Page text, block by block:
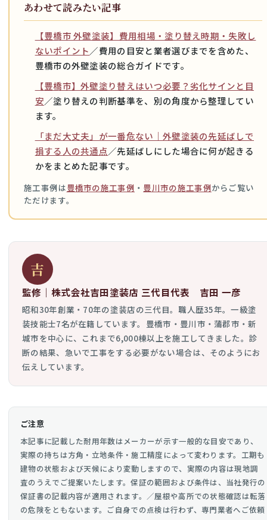
あわせて読みたい記事
【豊橋市 外壁塗装】費用相場・塗り替え時期・失敗し
ないポイント／費用の目安と業者選びまでを含めた、
豊橋市の外壁塗装の総合ガイドです。
【豊橋市】外壁塗り替えはいつ必要？劣化サインと目
安／塗り替えの判断基準を、別の角度から整理してい
ます。
「まだ大丈夫」が一番危ない｜外壁塗装の先延ばしで
損する人の共通点／先延ばしにした場合に何が起きる
かをまとめた記事です。
施工事例は豊橋市の施工事例 ・ 豊川市の施工事例からご覧い
ただけます。
吉
監修｜株式会社吉田塗装店 三代目代表 吉田 一彦
昭和30年創業・70年の塗装店の三代目。職人歴35年。一級塗
装技能士7名が在籍しています。豊橋市・豊川市・蒲郡市・新
城市を中心に、これまで6,000棟以上を施工してきました。診
断の結果、急いで工事をする必要がない場合は、そのようにお
伝えしています。
ご注意
本記事に記載した耐用年数はメーカーが示す一般的な目安であり、
実際の持ちは方角・立地条件・施工精度によって変わります。工期も
建物の状態および天候により変動しますので、実際の内容は現地調
査のうえでご提案いたします。保証の範囲および条件は、当社発行の
保証書の記載内容が適用されます。／屋根や高所での状態確認は転落
の危険をともないます。ご自身での点検は行わず、専門業者へご依頼